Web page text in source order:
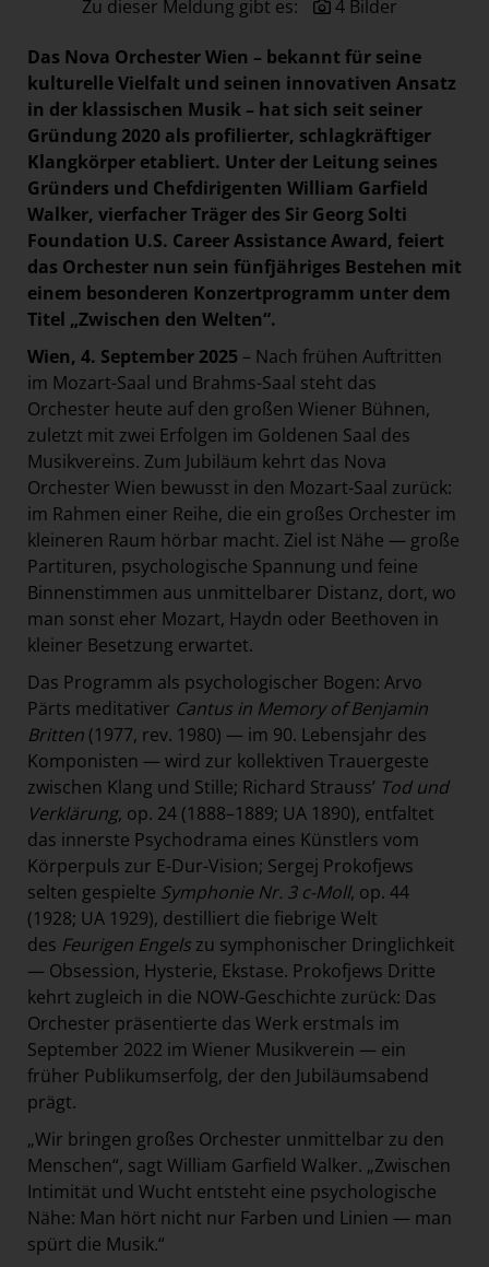
Paradies Garten
Raisin
section.d
Swiss Life Select
The Companion
The Hoxton
Unibail-Rodamco-Westfield
Vöslauer
NMK
MEDIA
KONTAKT
Zu dieser Meldung gibt es: 4 Bilder
Das Nova Orchester Wien – bekannt für seine
kulturelle Vielfalt und seinen innovativen Ansatz
in der klassischen Musik – hat sich seit seiner
Gründung 2020 als profilierter, schlagkräftiger
Klangkörper etabliert. Unter der Leitung seines
Gründers und Chefdirigenten William Garfield
Walker, vierfacher Träger des Sir Georg Solti
Foundation U.S. Career Assistance Award, feiert
das Orchester nun sein fünfjähriges Bestehen mit
einem besonderen Konzertprogramm unter dem
Titel „Zwischen den Welten“.
Wien, 4. September 2025 – Nach frühen Auftritten
im Mozart-Saal und Brahms-Saal steht das
Orchester heute auf den großen Wiener Bühnen,
zuletzt mit zwei Erfolgen im Goldenen Saal des
Musikvereins. Zum Jubiläum kehrt das Nova
Orchester Wien bewusst in den Mozart-Saal zurück:
im Rahmen einer Reihe, die ein großes Orchester im
kleineren Raum hörbar macht. Ziel ist Nähe — große
Partituren, psychologische Spannung und feine
Binnenstimmen aus unmittelbarer Distanz, dort, wo
man sonst eher Mozart, Haydn oder Beethoven in
kleiner Besetzung erwartet.
Das Programm als psychologischer Bogen: Arvo
Pärts meditativer Cantus in Memory of Benjamin
Britten (1977, rev. 1980) — im 90. Lebensjahr des
Komponisten — wird zur kollektiven Trauergeste
zwischen Klang und Stille; Richard Strauss’ Tod und
Verklärung, op. 24 (1888–1889; UA 1890), entfaltet
das innerste Psychodrama eines Künstlers vom
Körperpuls zur E-Dur-Vision; Sergej Prokofjews
selten gespielte Symphonie Nr. 3 c-Moll, op. 44
(1928; UA 1929), destilliert die fiebrige Welt
des Feurigen Engels zu symphonischer Dringlichkeit
— Obsession, Hysterie, Ekstase. Prokofjews Dritte
kehrt zugleich in die NOW-Geschichte zurück: Das
Orchester präsentierte das Werk erstmals im
September 2022 im Wiener Musikverein — ein
früher Publikumserfolg, der den Jubiläumsabend
prägt.
„Wir bringen großes Orchester unmittelbar zu den
Menschen“, sagt William Garfield Walker. „Zwischen
Intimität und Wucht entsteht eine psychologische
Nähe: Man hört nicht nur Farben und Linien — man
spürt die Musik.“